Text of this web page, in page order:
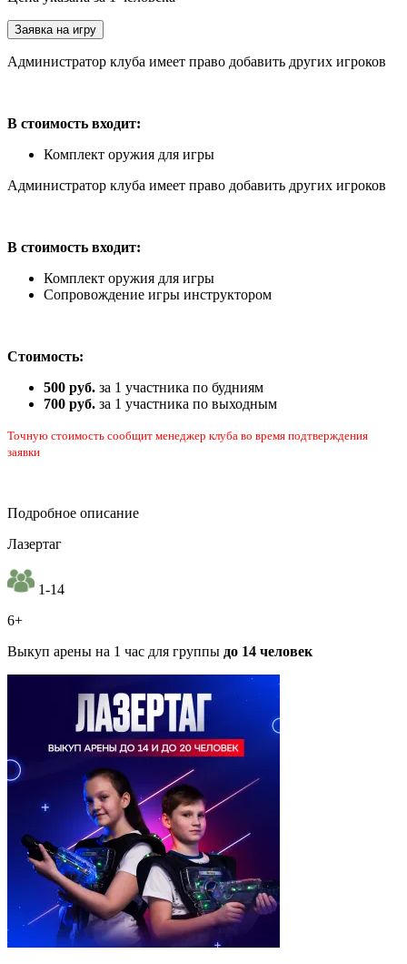
Заявка на игру
Администратор клуба имеет право добавить других игроков
В стоимость входит:
Комплект оружия для игры
Администратор клуба имеет право добавить других игроков
В стоимость входит:
Комплект оружия для игры
Сопровождение игры инструктором
Стоимость:
500 руб. за 1 участника по будниям
700 руб. за 1 участника по выходным
Точную стоимость сообщит менеджер клуба во время подтверждения
заявки
Подробное описание
Лазертаг
1-14
6+
Выкуп арены на 1 час для группы до 14 человек